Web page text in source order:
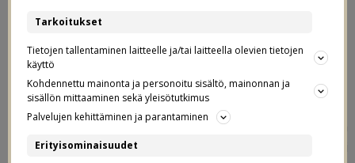
Tarkoitukset
Tietojen tallentaminen laitteelle ja/tai laitteella olevien tietojen
käyttö
Kohdennettu mainonta ja personoitu sisältö, mainonnan ja
sisällön mittaaminen sekä yleisötutkimus
Palvelujen kehittäminen ja parantaminen
Erityisominaisuudet
100 syytä matkustaa Suomessa -sivuston kanssa ja
saatiin majoitukset, nähtävyydet ja elämykset
ilmaiseksi osana sitä.
Meillä on ollut aivan huikea alkuviikko ja ollaan nähty ja
koettu niin paljon koko perhe! Yövyttiin Turussa kaksi